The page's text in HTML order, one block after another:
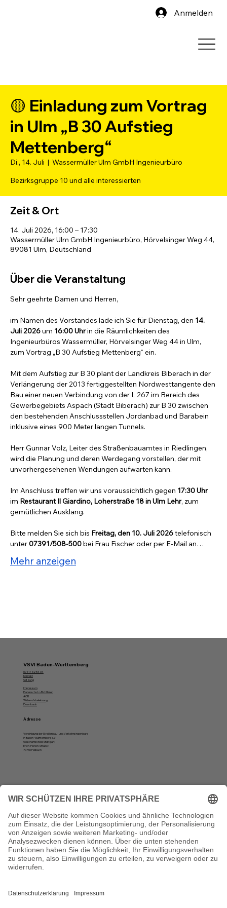
Anmelden
VSVI Baden-Württemberg
07 11/ 62 54 04
Kontakt
Satzung
Impressum
Datenschutz-Richtlinien
AGB
Widerrufsbelehrung
Downloads
Adresse
Vereinigung der Straßenbau- und Verkehrsingenieure
in Baden-Württemberg e.V.
Geschäftsstelle Stuttgart
Erich-Herion-Straße 1
70736 Fellbach
Montag, Dienstag und Donnerstag:
10 bis 12 Uhr und von 13 bis 16 Uhr
🟡 Einladung zum Vortrag
in Ulm „B 30 Aufstieg
Mettenberg“
Di., 14. Juli
  |
Wassermüller Ulm GmbH Ingenieurbüro
Bezirksgruppe 10 und alle interessierten
Zeit & Ort
14. Juli 2026, 16:00 – 17:30
Wassermüller Ulm GmbH Ingenieurbüro, Hörvelsinger Weg 44,
89081 Ulm, Deutschland
Über die Veranstaltung
Sehr geehrte Damen und Herren,
im Namen des Vorstandes lade ich Sie für Dienstag, den 14.
Juli 2026 um 16:00 Uhr in die Räumlichkeiten des
Ingenieurbüros Wassermüller, Hörvelsinger Weg 44 in Ulm,
zum Vortrag „B 30 Aufstieg Mettenberg“ ein.
Mit dem Aufstieg zur B 30 plant der Landkreis Biberach in der
Verlängerung der 2013 fertiggestellten Nordwesttangente den
Bau einer neuen Verbindung von der L 267 im Bereich des
Gewerbegebiets Aspach (Stadt Biberach) zur B 30 zwischen
den bestehenden Anschlussstellen Jordanbad und Barabein
inklusive eines 900 Meter langen Tunnels.
Herr Gunnar Volz, Leiter des Straßenbauamtes in Riedlingen,
wird die Planung und deren Werdegang vorstellen, der mit
unvorhergesehenen Wendungen aufwarten kann.
Im Anschluss treffen wir uns voraussichtlich gegen 17:30 Uhr
im Restaurant Il Giardino, Loherstraße 18 in Ulm Lehr, zum
gemütlichen Ausklang.
Bitte melden Sie sich bis Freitag, den 10. Juli 2026 telefonisch
unter 07391/508-500 bei Frau Fischer oder per E-Mail an…
Mehr anzeigen